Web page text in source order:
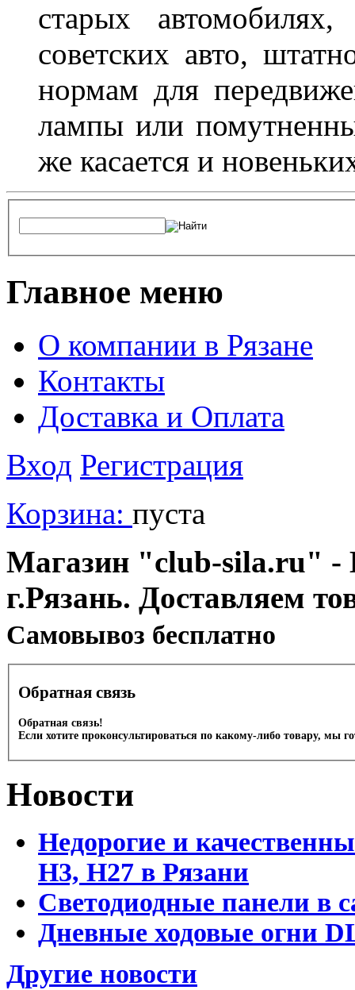
старых
советских авто,
нормам для
лампы или
же касается и
Главное меню
О компании в Рязане
Контакты
Доставка и Оплата
Вход Регистрация
Корзина: пуста
Магазин "club-sila.ru" -
г.Рязань. Доставляем
Cамовывоз бесплатно
Обратная связь
Обратная связь!
Если хотите проконсультироваться по какому-либо товару, мы
Новости
Недорогие и
Н3, Н27 в Рязани
Светодиодные панели в
Дневные ходовые огни
Другие новости